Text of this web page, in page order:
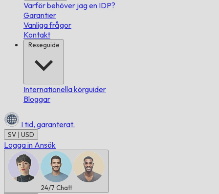
Varför behöver jag en IDP?
Garantier
Vanliga frågor
Kontakt
Reseguide
Internationella körguider
Bloggar
I tid, garanterat.
SV | USD
Logga in Ansök
24/7 Chatt